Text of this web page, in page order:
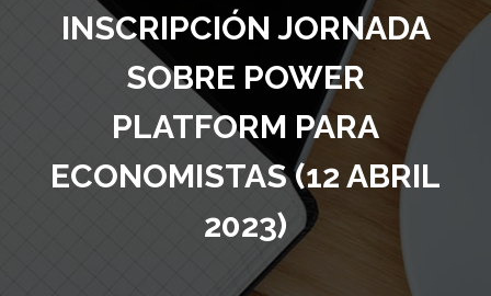
INSCRIPCIÓN JORNADA
SOBRE POWER
PLATFORM PARA
ECONOMISTAS (12 ABRIL
2023)